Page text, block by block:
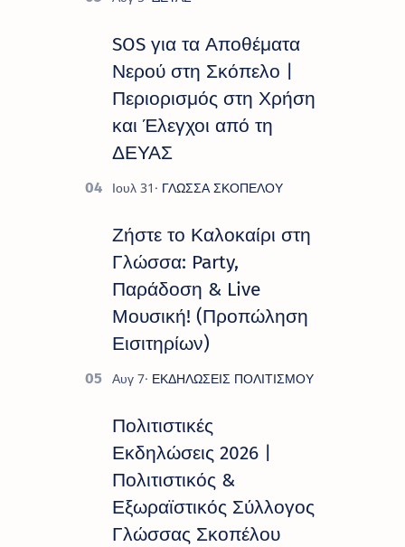
SOS για τα Αποθέματα
Νερού στη Σκόπελο |
Περιορισμός στη Χρήση
και Έλεγχοι από τη
ΔΕΥΑΣ
Ζήστε το Καλοκαίρι στη
Γλώσσα: Party,
Παράδοση & Live
Μουσική! (Προπώληση
Εισιτηρίων)
Πολιτιστικές
Εκδηλώσεις 2026 |
Πολιτιστικός &
Εξωραϊστικός Σύλλογος
Γλώσσας Σκοπέλου